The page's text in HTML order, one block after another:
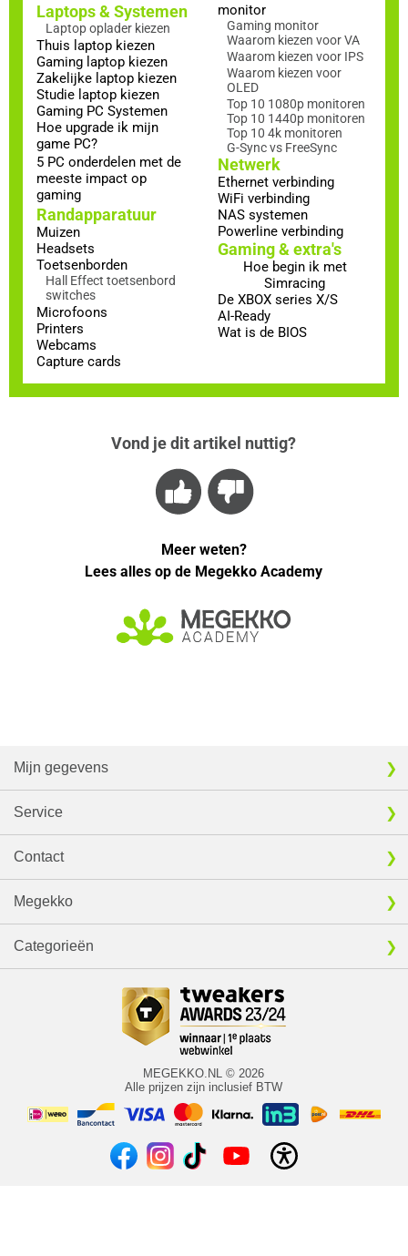
Laptops & Systemen
Laptop oplader kiezen
Thuis laptop kiezen
Gaming laptop kiezen
Zakelijke laptop kiezen
Studie laptop kiezen
Gaming PC Systemen
Hoe upgrade ik mijn
game PC?
5 PC onderdelen met de
meeste impact op
gaming
Randapparatuur
Muizen
Headsets
Toetsenborden
Hall Effect toetsenbord
switches
Microfoons
Printers
Webcams
Capture cards
monitor
Gaming monitor
Waarom kiezen voor VA
Waarom kiezen voor IPS
Waarom kiezen voor
OLED
Top 10 1080p monitoren
Top 10 1440p monitoren
Top 10 4k monitoren
G-Sync vs FreeSync
Netwerk
Ethernet verbinding
WiFi verbinding
NAS systemen
Powerline verbinding
Gaming & extra's
Hoe begin ik met
Simracing
De XBOX series X/S
AI-Ready
Wat is de BIOS
Vond je dit artikel nuttig?
Meer weten?
Lees alles op de Megekko Academy
Mijn gegevens
Service
Contact
Megekko
Categorieën
MEGEKKO.NL © 2026
Alle prijzen zijn inclusief BTW